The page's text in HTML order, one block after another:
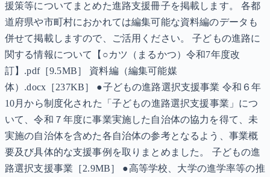
援策等についてまとめた進路支援冊子を掲載します。 各都
道府県や市町村におかれては編集可能な資料編のデータも
併せて掲載しますので、ご活用ください。 子どもの進路に
関する情報について【○カツ（まるかつ）令和7年度改
訂】.pdf［9.5MB］ 資料編（編集可能媒
体）.docx［237KB］ ●子どもの進路選択支援事業 令和６年
10月から制度化された「子どもの進路選択支援事業」につ
いて、令和７年度に事業実施した自治体の協力を得て、未
実施の自治体を含めた各自治体の参考となるよう、事業概
要及び具体的な支援事例を取りまとめました。 子どもの進
路選択支援事業［2.9MB］ ●高等学校、大学の進学率等の推